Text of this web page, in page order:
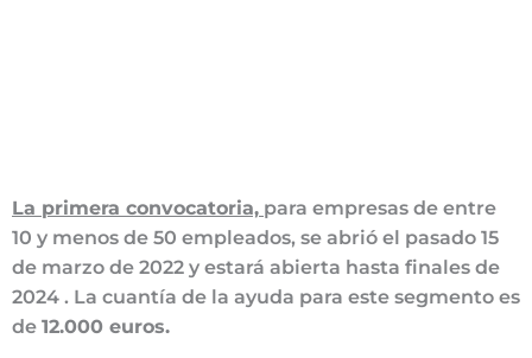
La primera convocatoria, para empresas de entre
10 y menos de 50 empleados, se abrió el pasado 15
de marzo de 2022 y estará abierta hasta finales de
2024 . La cuantía de la ayuda para este segmento es
de 12.000 euros.